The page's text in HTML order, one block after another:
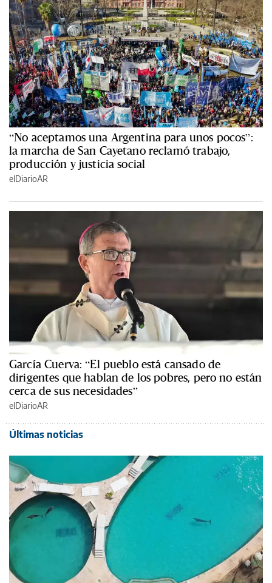
“No aceptamos una Argentina para unos pocos”:
la marcha de San Cayetano reclamó trabajo,
producción y justicia social
elDiarioAR
García Cuerva: “El pueblo está cansado de
dirigentes que hablan de los pobres, pero no están
cerca de sus necesidades”
elDiarioAR
Últimas noticias